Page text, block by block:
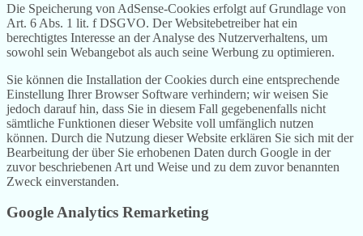
Die Speicherung von AdSense-Cookies erfolgt auf Grundlage von
Art. 6 Abs. 1 lit. f DSGVO. Der Websitebetreiber hat ein
berechtigtes Interesse an der Analyse des Nutzerverhaltens, um
sowohl sein Webangebot als auch seine Werbung zu optimieren.
Sie können die Installation der Cookies durch eine entsprechende
Einstellung Ihrer Browser Software verhindern; wir weisen Sie
jedoch darauf hin, dass Sie in diesem Fall gegebenenfalls nicht
sämtliche Funktionen dieser Website voll umfänglich nutzen
können. Durch die Nutzung dieser Website erklären Sie sich mit der
Bearbeitung der über Sie erhobenen Daten durch Google in der
zuvor beschriebenen Art und Weise und zu dem zuvor benannten
Zweck einverstanden.
Google Analytics Remarketing